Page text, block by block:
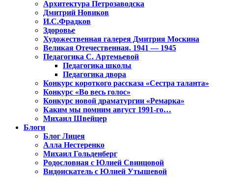
Архитектура Петрозаводска
Дмитрий Новиков
И.С.Фрадков
Здоровье
Художественная галерея Дмитрия Москина
Великая Отечественная. 1941 — 1945
Педагогика С. Артемьевой
Педагогика школы
Педагогика двора
Конкурс короткого рассказа «Сестра таланта»
Конкурс «Во весь голос»
Конкурс новой драматургии «Ремарка»
Каким мы помним август 1991-го…
Михаил Швейцер
Блоги
Блог Лицея
Алла Нестеренко
Михаил Гольденберг
Родословная с Юлией Свинцовой
Видоискатель с Юлией Утышевой